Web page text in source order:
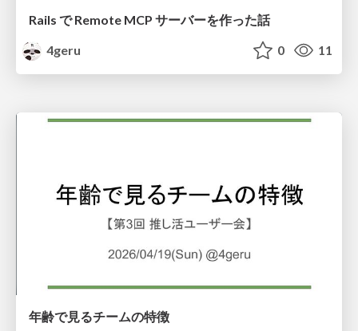
Rails で Remote MCP サーバーを作った話
4geru
0 11
年齢で見るチームの特徴